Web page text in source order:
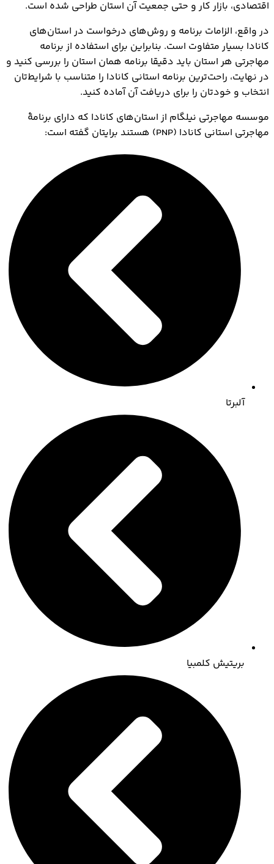
اقتصادی، بازار کار و حتی جمعیت آن استان طراحی شده است.
در واقع، الزامات برنامه و روش‌های درخواست در استان‌های
کانادا بسیار متفاوت است. بنابراین برای استفاده از برنامه
مهاجرتی هر استان باید دقیقا برنامه همان استان را بررسی کنید و
در نهایت، راحت‌ترین برنامه استانی کانادا را متناسب با شرایط‌تان
انتخاب و خودتان را برای دریافت آن آماده کنید.
موسسه مهاجرتی نیلگام از استان‌های کانادا که دارای برنامۀ
مهاجرتي استاني کانادا (PNP) هستند برایتان گفته است:
آلبرتا
بریتیش کلمبیا